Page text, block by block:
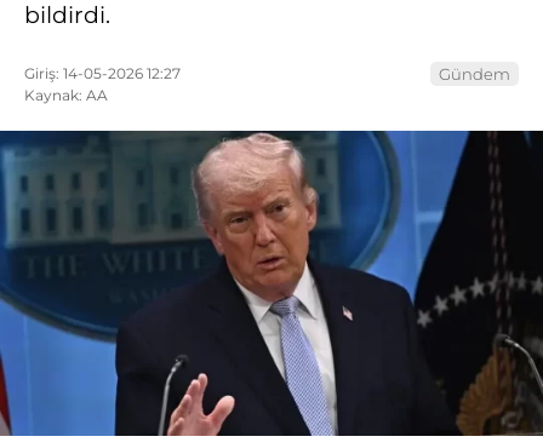
bildirdi.
Giriş: 14-05-2026 12:27
Kaynak: AA
Gündem